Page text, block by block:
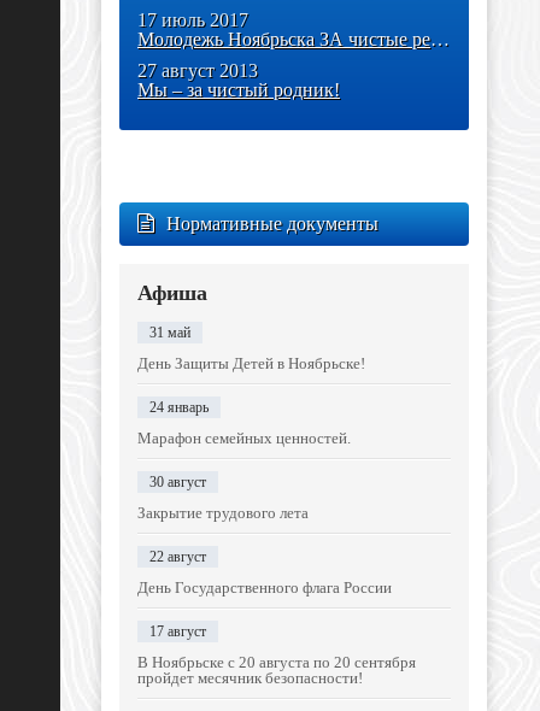
17 июль 2017
Молодежь Ноябрьска ЗА чистые реки и озера!
27 август 2013
Мы – за чистый родник!
Нормативные документы
Афиша
31 май
День Защиты Детей в Ноябрьске!
24 январь
Марафон семейных ценностей.
30 август
Закрытие трудового лета
22 август
День Государственного флага России
17 август
В Ноябрьске с 20 августа по 20 сентября
пройдет месячник безопасности!